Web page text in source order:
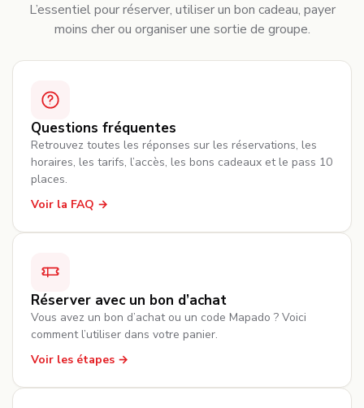
L’essentiel pour réserver, utiliser un bon cadeau, payer
moins cher ou organiser une sortie de groupe.
Questions fréquentes
Retrouvez toutes les réponses sur les réservations, les
horaires, les tarifs, l’accès, les bons cadeaux et le pass 10
places.
Voir la FAQ
Réserver avec un bon d’achat
Vous avez un bon d’achat ou un code Mapado ? Voici
comment l’utiliser dans votre panier.
Voir les étapes